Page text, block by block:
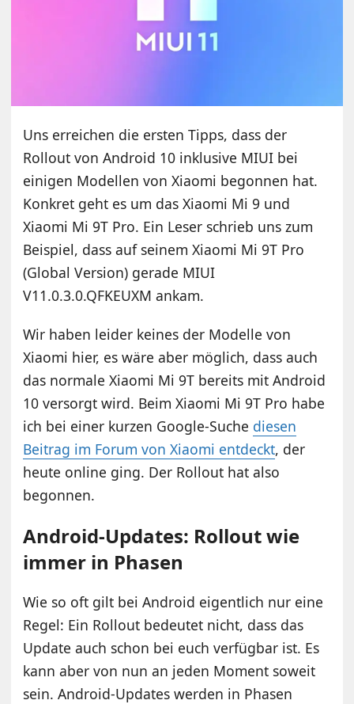
Uns erreichen die ersten Tipps, dass der
Rollout von Android 10 inklusive MIUI bei
einigen Modellen von Xiaomi begonnen hat.
Konkret geht es um das Xiaomi Mi 9 und
Xiaomi Mi 9T Pro. Ein Leser schrieb uns zum
Beispiel, dass auf seinem Xiaomi Mi 9T Pro
(Global Version) gerade MIUI
V11.0.3.0.QFKEUXM ankam.
Wir haben leider keines der Modelle von
Xiaomi hier, es wäre aber möglich, dass auch
das normale Xiaomi Mi 9T bereits mit Android
10 versorgt wird. Beim Xiaomi Mi 9T Pro habe
ich bei einer kurzen Google-Suche diesen
Beitrag im Forum von Xiaomi entdeckt, der
heute online ging. Der Rollout hat also
begonnen.
Android-Updates: Rollout wie
immer in Phasen
Wie so oft gilt bei Android eigentlich nur eine
Regel: Ein Rollout bedeutet nicht, dass das
Update auch schon bei euch verfügbar ist. Es
kann aber von nun an jeden Moment soweit
sein. Android-Updates werden in Phasen